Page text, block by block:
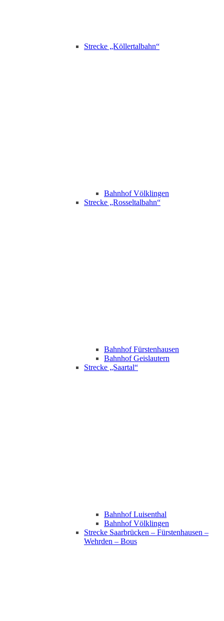
Strecke „Köllertalbahn“
Bahnhof Völklingen
Strecke „Rosseltalbahn“
Bahnhof Fürstenhausen
Bahnhof Geislautern
Strecke „Saartal“
Bahnhof Luisenthal
Bahnhof Völklingen
Strecke Saarbrücken – Fürstenhausen –
Wehrden – Bous